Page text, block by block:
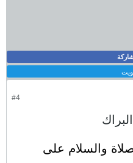
#4
والسلام على